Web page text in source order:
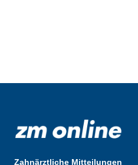
Zahnärztliche Mitteilungen